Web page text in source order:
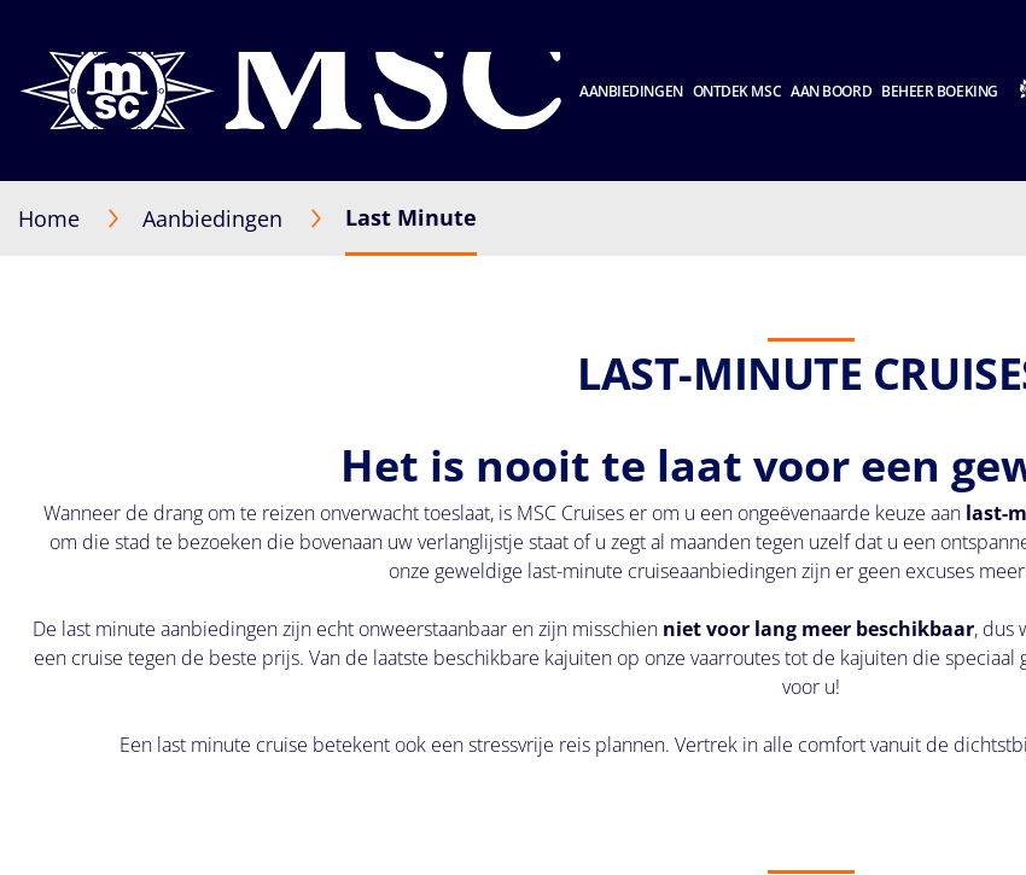
AANBIEDINGEN ONTDEK MSC AAN BOORD BEHEER BOEKING
Home Aanbiedingen Last Minute
LAST-MINUTE
Het is nooit te laat voor een
Wanneer de drang om te reizen onverwacht toeslaat, is MSC Cruises er om u een ongeëvenaarde keuze aan last-
om die stad te bezoeken die bovenaan uw verlanglijstje staat of u zegt al maanden tegen uzelf dat u een
onze geweldige last-minute cruiseaanbiedingen zijn er geen excuses
De last minute aanbiedingen zijn echt onweerstaanbaar en zijn misschien niet voor lang meer beschikbaar, dus
een cruise tegen de beste prijs. Van de laatste beschikbare kajuiten op onze vaarroutes tot de kajuiten die
voor u!
Een last minute cruise betekent ook een stressvrije reis plannen. Vertrek in alle comfort vanuit de